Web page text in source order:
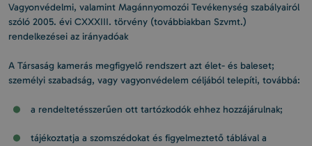
Vagyonvédelmi, valamint Magánnyomozói Tevékenység szabályairól
szóló 2005. évi CXXXIII. törvény (továbbiakban Szvmt.)
rendelkezései az irányadóak
A Társaság kamerás megfigyelő rendszert azt élet- és baleset;
személyi szabadság, vagy vagyonvédelem céljából telepíti, továbbá:
a rendeltetésszerűen ott tartózkodók ehhez hozzájárulnak;
tájékoztatja a szomszédokat és figyelmeztető táblával a